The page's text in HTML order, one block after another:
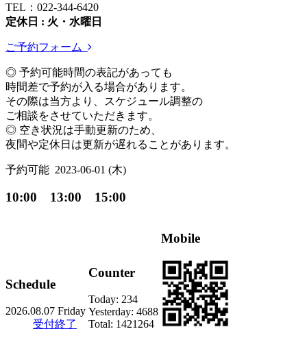
TEL：022-344-6420
定休日 : 火・水曜日
ご予約フォーム
◎ 予約可能時間の表記があっても
時間差で予約が入る場合があります。
その際は当方より、スケジュール調整の
ご相談をさせていただきます。
◎ 空き状況は手動更新のため、
夜間や定休日は更新が遅れることがあります。
予約可能 2023-06-01 (木)
10:00 13:00 15:00
Schedule
2026.08.07 Friday
受付終了
Counter
Today: 234
Yesterday: 4688
Total: 1421264
Mobile